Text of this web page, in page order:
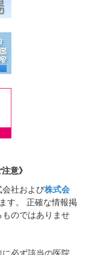
意》
会社および株式会
す。 正確な情報掲
のではありませ